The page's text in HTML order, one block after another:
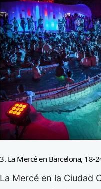
3. La Mercé en Barcelona, 18-
La Mercé en la Ciudad